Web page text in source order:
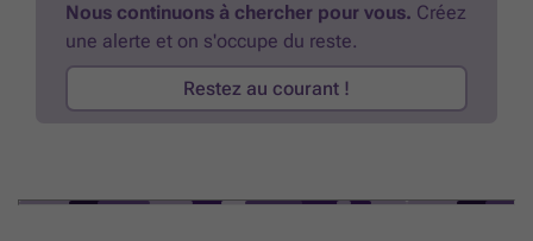
Nous continuons à chercher pour vous. Créez
une alerte et on s'occupe du reste.
Restez au courant !